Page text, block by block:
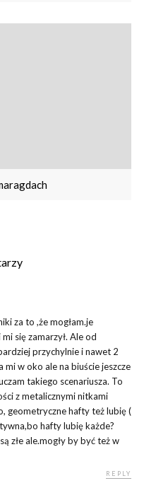
za to ,że mogłam.je
się zamarzył. Ale od
przychylnie i nawet 2
mi w oko ale na biuście jeszcze
takiego scenariusza. To
z metalicznymi nitkami
geometryczne hafty też lubię (
hafty lubię każde?
złe ale.mogły by być też w
REPLY